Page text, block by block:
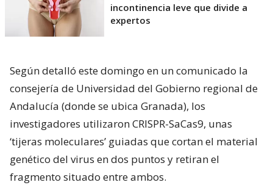
incontinencia leve que divide a
expertos
Según detalló este domingo en un comunicado la
consejería de Universidad del Gobierno regional de
Andalucía (donde se ubica Granada), los
investigadores utilizaron CRISPR-SaCas9, unas
‘tijeras moleculares’ guiadas que cortan el material
genético del virus en dos puntos y retiran el
fragmento situado entre ambos.